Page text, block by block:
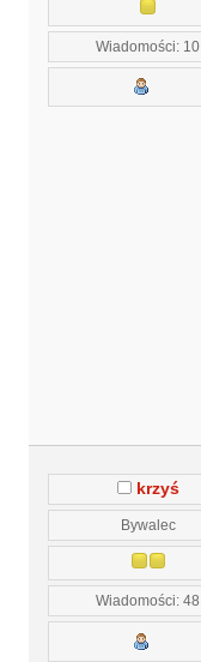
Wiadomości: 10
krzyś
Bywalec
Wiadomości: 48